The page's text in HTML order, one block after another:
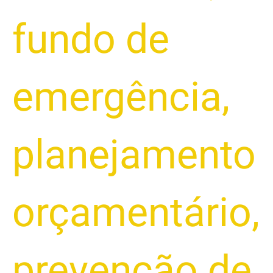
fundo de
emergência,
planejamento
orçamentário,